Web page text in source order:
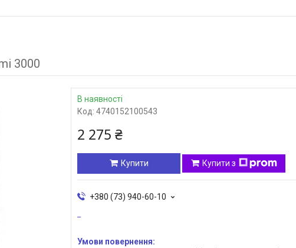
3000
В наявності
Код: 4740152100543
2 275 ₴
Купити Купити з
+380 (73) 940-60-10